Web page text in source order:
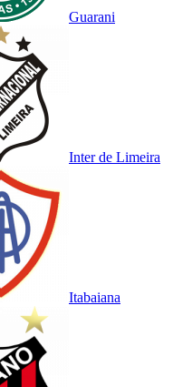
Guarani
Inter de Limeira
Itabaiana